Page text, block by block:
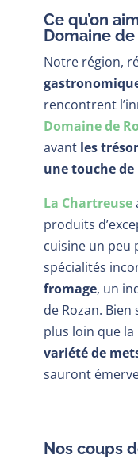
Ce qu’on
Domaine de
Notre région,
rencontrent
Domaine de
avant les
une touche
La Chartreuse
produits
cuisine un peu
spécialités
fromage, un
de Rozan.
plus loin que
variété de
sauront
Nos coups